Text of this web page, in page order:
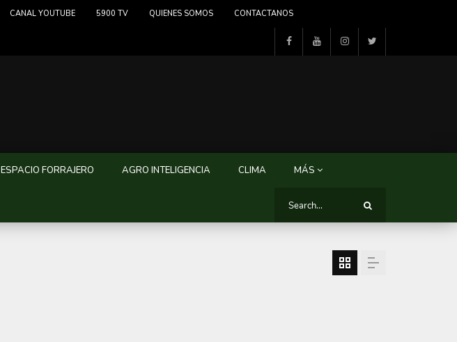
CANAL YOUTUBE 5900 TV QUIENES SOMOS CONTACTANOS
ESPACIO FORRAJERO AGRO INTELIGENCIA CLIMA MÁS